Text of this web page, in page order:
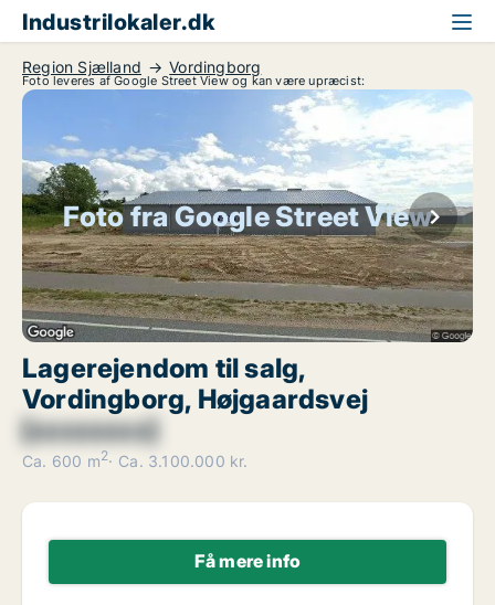
Industrilokaler.dk
Region Sjælland Vordingborg
Foto leveres af Google Street View og kan være upræcist:
Foto fra Google Street View
Lagerejendom til salg,
Vordingborg, Højgaardsvej
[xxxxxxxx]
Ca. 600 m2 Ca. 3.100.000 kr.
Få mere info